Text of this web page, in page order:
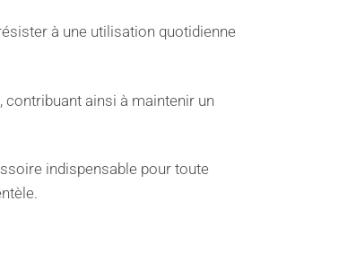
à une utilisation quotidienne
ainsi à maintenir un
indispensable pour toute